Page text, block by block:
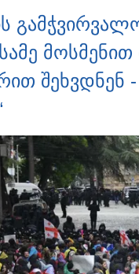
მოსმენით
შეხვდნენ -